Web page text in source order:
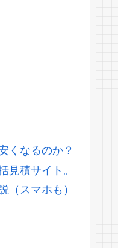
くなるのか？
見積サイト。
（スマホも）